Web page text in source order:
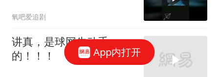
氧吧爱追剧
讲真，是球网先动手
的！！！
App内打开